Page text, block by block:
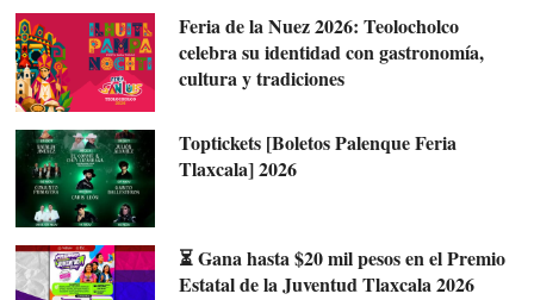
Feria de la Nuez 2026: Teolocholco
celebra su identidad con gastronomía,
cultura y tradiciones
Toptickets [Boletos Palenque Feria
Tlaxcala] 2026
⏳ Gana hasta $20 mil pesos en el Premio
Estatal de la Juventud Tlaxcala 2026